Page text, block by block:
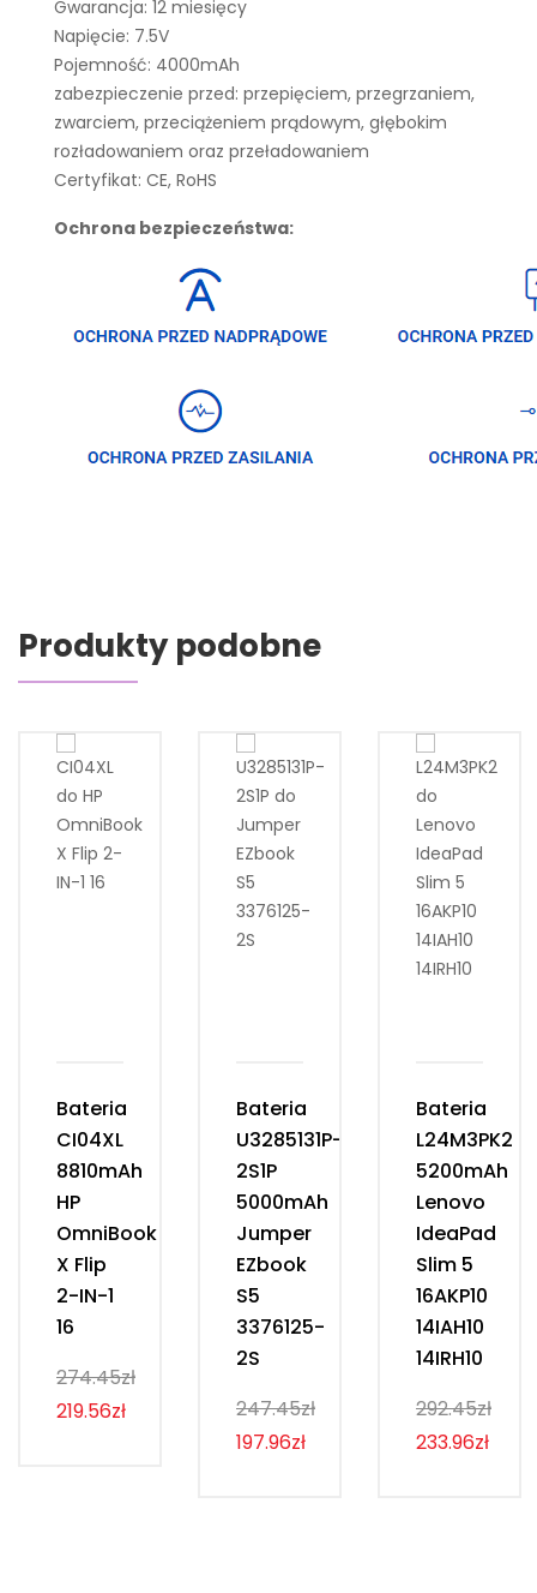
Gwarancja: 12 miesięcy
Napięcie: 7.5V
Pojemność: 4000mAh
zabezpieczenie przed: przepięciem, przegrzaniem,
zwarciem, przeciążeniem prądowym, głębokim
rozładowaniem oraz przeładowaniem
Certyfikat: CE, RoHS
Ochrona bezpieczeństwa:
Produkty podobne
Bateria
CI04XL
8810mAh
HP
OmniBook
X Flip
2-IN-1
16
274.45zł
219.56zł
Bateria
U3285131P-
2S1P
5000mAh
Jumper
EZbook
S5
3376125-
2S
247.45zł
197.96zł
Bateria
L24M3PK2
5200mAh
Lenovo
IdeaPad
Slim 5
16AKP10
14IAH10
14IRH10
292.45zł
233.96zł